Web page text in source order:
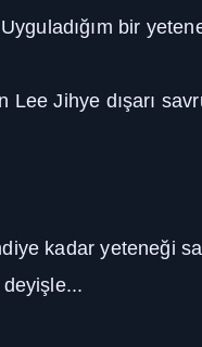
bir
Lee Jihye dışarı
kadar yeteneği